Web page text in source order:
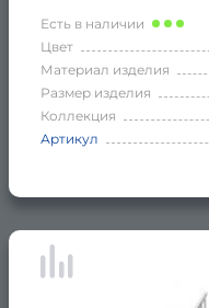
Есть в наличии
Цвет
Материал изделия
Размер изделия
Коллекция
Артикул